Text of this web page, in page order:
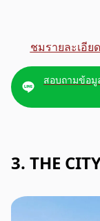
ชมรายละเอีย
สอบถามข้อมู
3. THE